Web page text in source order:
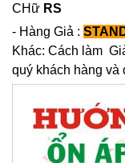
CHữ RS
- Hàng Giả :
Khác: Cách làm
quý khách hàng và